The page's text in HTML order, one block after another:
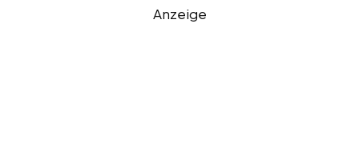
Anzeige